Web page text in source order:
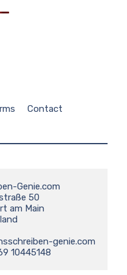
Contact
Genie.com
50
am Main
genie.com
10445148